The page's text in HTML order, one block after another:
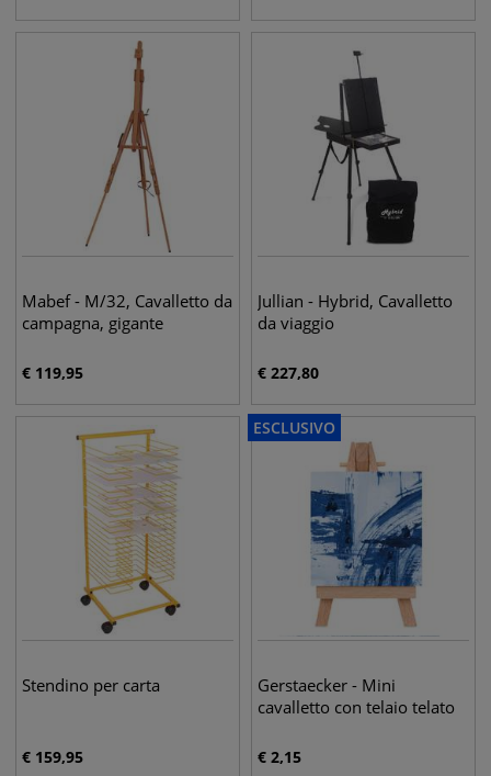
Mabef - M/32, Cavalletto da
campagna, gigante
€ 119,95
Jullian - Hybrid, Cavalletto
da viaggio
€ 227,80
Stendino per carta
€ 159,95
ESCLUSIVO
Gerstaecker - Mini
cavalletto con telaio telato
€ 2,15